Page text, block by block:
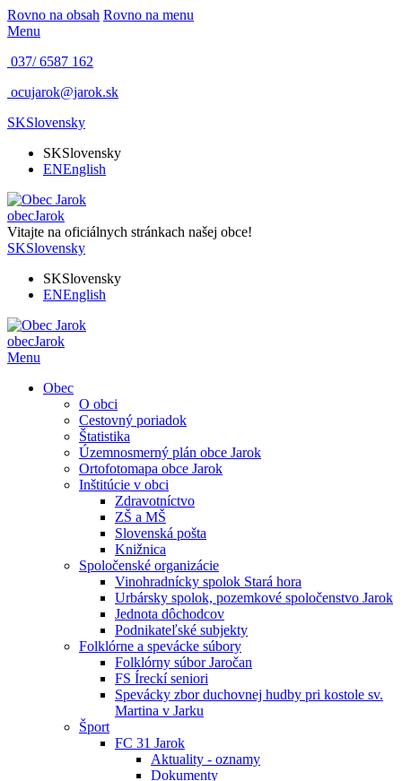
Rovno na obsah Rovno na menu
Menu
037/ 6587 162
ocujarok@jarok.sk
SKSlovensky
SKSlovensky
ENEnglish
obecJarok
Vitajte na oficiálnych stránkach našej obce!
SKSlovensky
SKSlovensky
ENEnglish
obecJarok
Menu
Obec
O obci
Cestovný poriadok
Štatistika
Územnosmerný plán obce Jarok
Ortofotomapa obce Jarok
Inštitúcie v obci
Zdravotníctvo
ZŠ a MŠ
Slovenská pošta
Knižnica
Spoločenské organizácie
Vinohradnícky spolok Stará hora
Urbársky spolok, pozemkové spoločenstvo Jarok
Jednota dôchodcov
Podnikateľské subjekty
Folklórne a spevácke súbory
Folklórny súbor Jaročan
FS Íreckí seniori
Spevácky zbor duchovnej hudby pri kostole sv.
Martina v Jarku
Šport
FC 31 Jarok
Aktuality - oznamy
Dokumenty